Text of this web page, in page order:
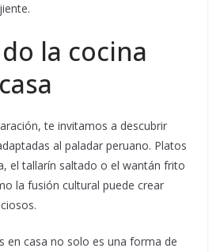
la cocina
te invitamos a descubrir
al paladar peruano. Platos
el tallarín saltado o el wantán frito
la fusión cultural puede crear
en casa no solo es una forma de